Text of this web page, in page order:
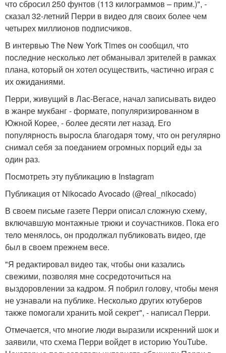
что сбросил 250 фунтов (113 килограммов – прим.)", -
сказал 32-летний Перри в видео для своих более чем
четырех миллионов подписчиков.
В интервью The New York Times он сообщил, что
последние несколько лет обманывал зрителей в рамках
плана, который он хотел осуществить, частично играя с
их ожиданиями.
Перри, живущий в Лас-Вегасе, начал записывать видео
в жанре мукбанг - формате, популяризированном в
Южной Корее, - более десяти лет назад. Его
популярность выросла благодаря тому, что он регулярно
снимал себя за поеданием огромных порций еды за
один раз.
Посмотреть эту публикацию в Instagram
Публикация от Nikocado Avocado (@real_nikocado)
В своем письме газете Перри описал сложную схему,
включавшую монтажные трюки и соучастников. Пока его
тело менялось, он продолжал публиковать видео, где
был в своем прежнем весе.
"Я редактировал видео так, чтобы они казались
свежими, позволяя мне сосредоточиться на
выздоровлении за кадром. Я побрил голову, чтобы меня
не узнавали на публике. Несколько других ютуберов
также помогали хранить мой секрет", - написал Перри.
Отмечается, что многие люди выразили искренний шок и
заявили, что схема Перри войдет в историю YouTube.